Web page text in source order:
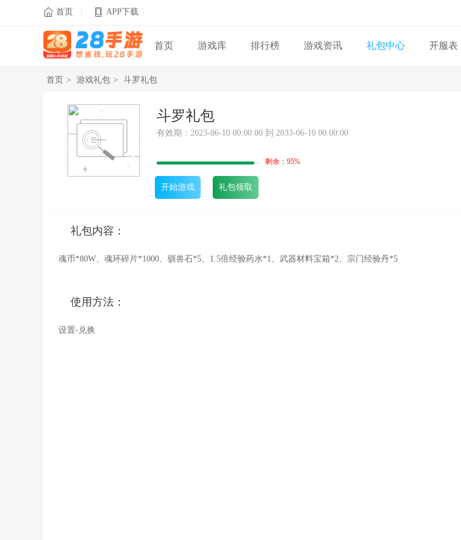
 首页 APP下载
首页 游戏库 排行榜 游戏资讯 礼包中心 开服表
首页 > 游戏礼包 > 斗罗礼包
斗罗礼包
有效期：2023-06-10 00:00:00 到 2033-06-10 00:00:00
剩余：95%
开始游戏 礼包领取
礼包内容：
魂币*80W、魂环碎片*1000、驯兽石*5、1.5倍经验药水*1、武器材料宝箱*2、宗门经验丹*5
使用方法：
设置-兑换